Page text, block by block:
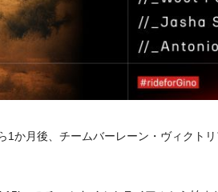
1か月後、チームバーレーン・ヴィクト